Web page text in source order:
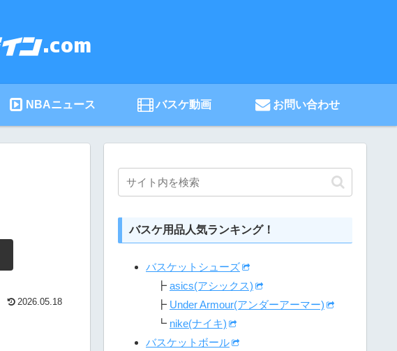
NBAニュース バスケ動画 お問い合わせ
2026.05.18
バスケ用品人気ランキング！
バスケットシューズ
┣ asics(アシックス)
┣ Under Armour(アンダーアーマー)
┗ nike(ナイキ)
バスケットボール